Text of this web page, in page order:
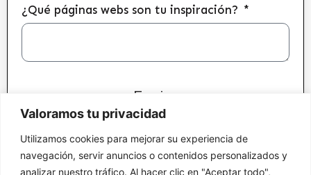
Valoramos tu privacidad
Utilizamos cookies para mejorar su experiencia de
navegación, servir anuncios o contenidos personalizados y
analizar nuestro tráfico. Al hacer clic en "Aceptar todo",
¿Qué páginas webs son tu inspiración?
Enviar